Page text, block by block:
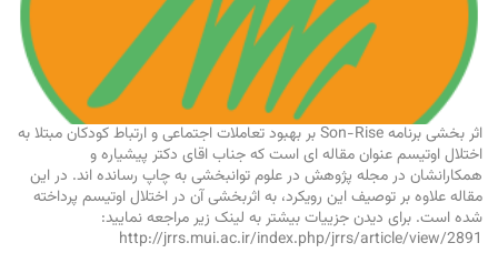
اثر بخشی برنامه Son-Rise بر بهبود تعاملات اجتماعی و ارتباط کودکان مبتلا به
اختلال اوتیسم عنوان مقاله ای است که جناب اقای دکتر پیشیاره و
همکارانشان در مجله پژوهش در علوم توانبخشی به چاپ رسانده اند. در این
مقاله علاوه بر توصیف این رویکرد، به اثربخشی آن در اختلال اوتیسم پرداخته
شده است. برای دیدن جزییات بیشتر به لینک زیر مراجعه نمایید:
http://jrrs.mui.ac.ir/index.php/jrrs/article/view/2891